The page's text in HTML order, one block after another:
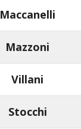
Maccanelli
Mazzoni
Villani
Stocchi